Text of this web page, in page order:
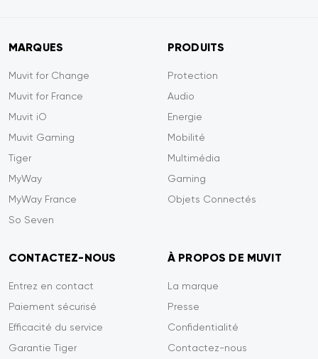
MARQUES
Muvit for Change
Muvit for France
Muvit iO
Muvit Gaming
Tiger
MyWay
MyWay France
So Seven
PRODUITS
Protection
Audio
Energie
Mobilité
Multimédia
Gaming
Objets Connectés
CONTACTEZ-NOUS
Entrez en contact
Paiement sécurisé
Efficacité du service
Garantie Tiger
À PROPOS DE MUVIT
La marque
Presse
Confidentialité
Contactez-nous